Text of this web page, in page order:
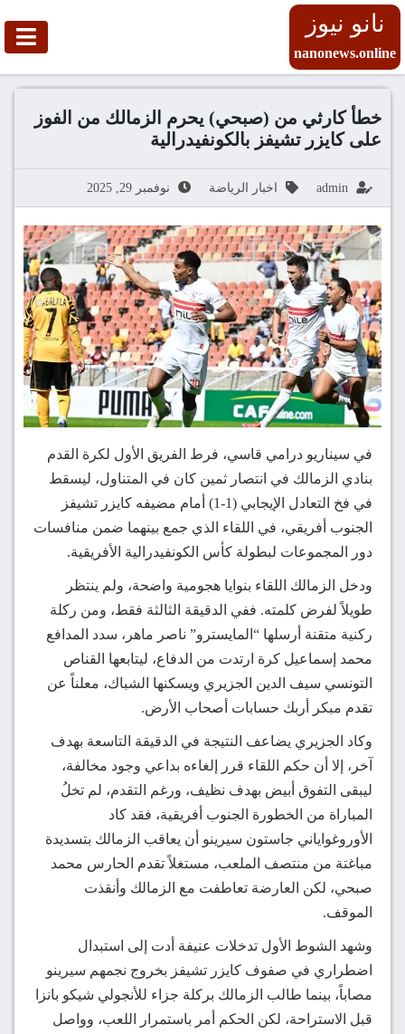
نانو نيوز
nanonews.online
خطأ كارثي من (صبحي) يحرم الزمالك من الفوز
على كايزر تشيفز بالكونفيدرالية
admin اخبار الرياضة نوفمبر 29, 2025
في سيناريو درامي قاسي، فرط الفريق الأول لكرة القدم
بنادي الزمالك في انتصار ثمين كان في المتناول، ليسقط
في فخ التعادل الإيجابي (1-1) أمام مضيفه كايزر تشيفز
الجنوب أفريقي، في اللقاء الذي جمع بينهما ضمن منافسات
دور المجموعات لبطولة كأس الكونفيدرالية الأفريقية.
ودخل الزمالك اللقاء بنوايا هجومية واضحة، ولم ينتظر
طويلاً لفرض كلمته. ففي الدقيقة الثالثة فقط، ومن ركلة
ركنية متقنة أرسلها “المايسترو” ناصر ماهر، سدد المدافع
محمد إسماعيل كرة ارتدت من الدفاع، ليتابعها القناص
التونسي سيف الدين الجزيري ويسكنها الشباك، معلناً عن
تقدم مبكر أربك حسابات أصحاب الأرض.
وكاد الجزيري يضاعف النتيجة في الدقيقة التاسعة بهدف
آخر، إلا أن حكم اللقاء قرر إلغاءه بداعي وجود مخالفة،
ليبقى التفوق أبيض بهدف نظيف، ورغم التقدم، لم تخلُ
المباراة من الخطورة الجنوب أفريقية، فقد كاد
الأوروغواياني جاستون سيرينو أن يعاقب الزمالك بتسديدة
مباغتة من منتصف الملعب، مستغلاً تقدم الحارس محمد
صبحي، لكن العارضة تعاطفت مع الزمالك وأنقذت
الموقف.
وشهد الشوط الأول تدخلات عنيفة أدت إلى استبدال
اضطراري في صفوف كايزر تشيفز بخروج نجمهم سيرينو
مصاباً، بينما طالب الزمالك بركلة جزاء للأنجولي شيكو بانزا
قبل الاستراحة، لكن الحكم أمر باستمرار اللعب، وواصل